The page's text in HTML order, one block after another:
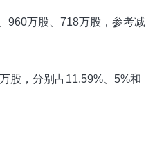
960万股、718万股，参考减
股，分别占11.59%、5%和